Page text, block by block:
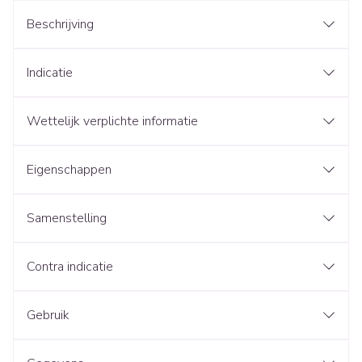
Beschrijving
Indicatie
Wettelijk verplichte informatie
Eigenschappen
Samenstelling
Contra indicatie
Gebruik